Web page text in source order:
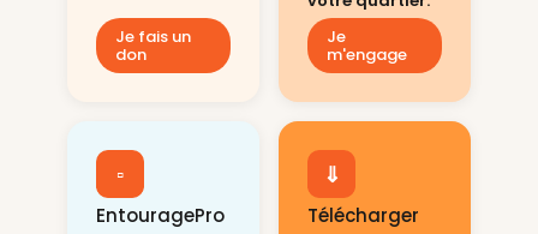
Je fais un
don
Je
m'engage
▫
EntouragePro
⇓
Télécharger